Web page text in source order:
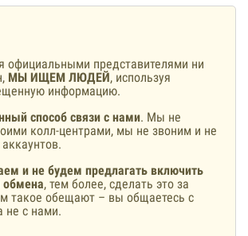
официальными представителями ни
МЫ ИЩЕМ ЛЮДЕЙ, используя
информацию.
способ связи с нами. Мы не
колл-центрами, мы не звоним и не
и не будем предлагать включить
обмена, тем более, сделать это за
такое обещают – вы общаетесь с
не с нами.